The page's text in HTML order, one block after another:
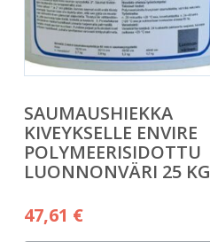
SAUMAUSHIEKKA
KIVEYKSELLE ENVIRE
POLYMEERISIDOTTU
LUONNONVÄRI 25 KG
47,61 €